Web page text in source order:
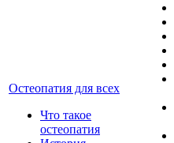
Остеопатия для всех
Что такое
остеопатия